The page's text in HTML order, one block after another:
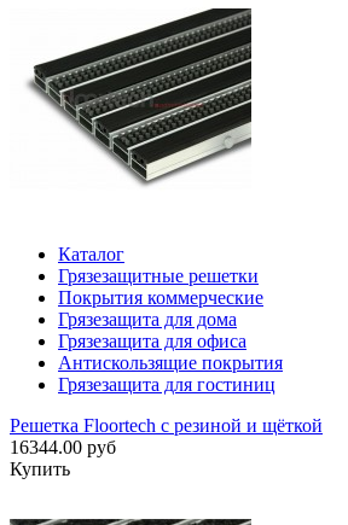
Каталог
Грязезащитные решетки
Покрытия коммерческие
Грязезащита для дома
Грязезащита для офиса
Антискользящие покрытия
Грязезащита для гостиниц
Решетка Floortech с резиной и щёткой
16344.00 руб
Купить